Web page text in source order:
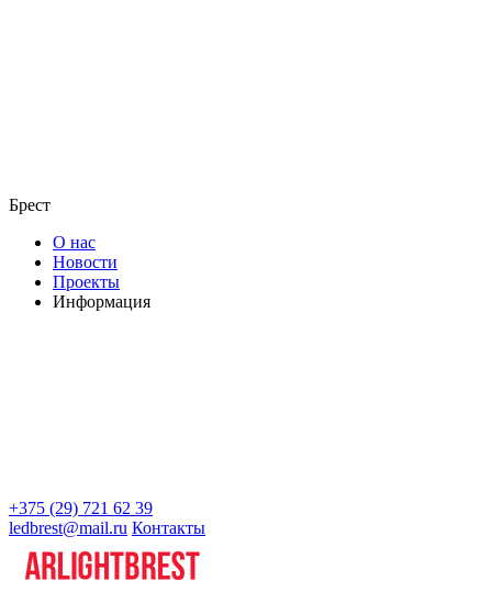
Брест
О нас
Новости
Проекты
Информация
+375 (29) 721 62 39
ledbrest@mail.ru Контакты